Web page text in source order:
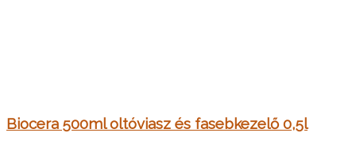
Biocera 500ml oltóviasz és fasebkezelő 0,5l